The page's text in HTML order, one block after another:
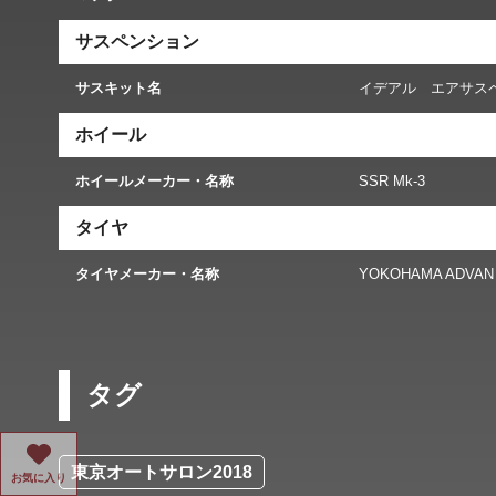
サスペンション
サスキット名 イデアル エアサス
ホイール
ホイールメーカー・名称 SSR Mk-3
タイヤ
タイヤメーカー・名称 YOKOHAMA ADVAN
タグ
東京オートサロン2018
お気に入り